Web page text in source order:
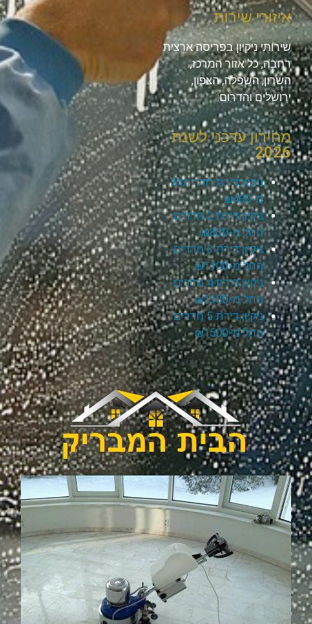
איזורי שירות
שירותי ניקיון בפריסה ארצית
רחבה, כל אזור המרכז,
השרון, השפלה, הצפון,
ירושלים והדרום.
מחירון עדכני לשנת
2026
ניקיון דירת חדר החל
מ-₪400
ניקיון דירת 2 חדרים
החל מ-₪800
ניקיון דירת 3 חדרים
החל מ-₪1100
ניקיון דירת 4 חדרים
החל מ-₪1300
ניקיון דירת 5 חדרים
החל מ-₪1500